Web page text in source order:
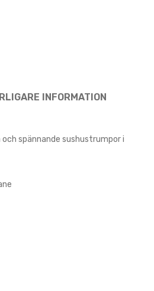
INFORMATION
spännande sushustrumpor i